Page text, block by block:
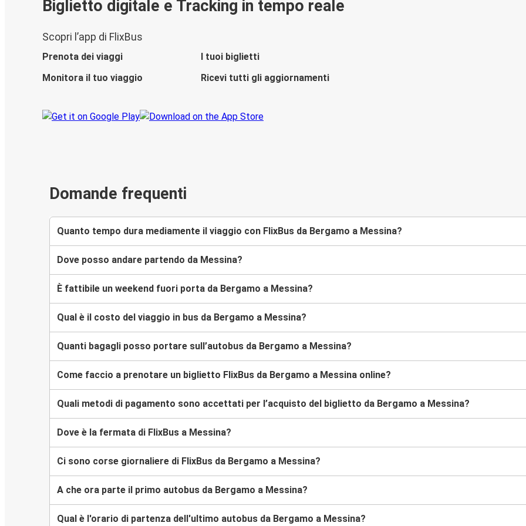
Biglietto digitale e Tracking in tempo reale
Scopri l’app di FlixBus
Prenota dei viaggi
I tuoi biglietti
Monitora il tuo viaggio
Ricevi tutti gli aggiornamenti
Domande frequenti
Quanto tempo dura mediamente il viaggio con FlixBus da Bergamo a Messina?
Dove posso andare partendo da Messina?
È fattibile un weekend fuori porta da Bergamo a Messina?
Qual è il costo del viaggio in bus da Bergamo a Messina?
Quanti bagagli posso portare sull’autobus da Bergamo a Messina?
Come faccio a prenotare un biglietto FlixBus da Bergamo a Messina online?
Quali metodi di pagamento sono accettati per l’acquisto del biglietto da Bergamo a Messina?
Dove è la fermata di FlixBus a Messina?
Ci sono corse giornaliere di FlixBus da Bergamo a Messina?
A che ora parte il primo autobus da Bergamo a Messina?
Qual è l'orario di partenza dell'ultimo autobus da Bergamo a Messina?